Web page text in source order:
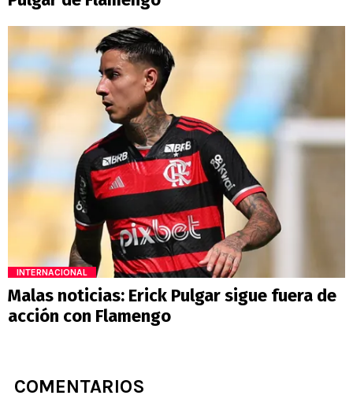
INTERNACIONAL
Malas noticias: Erick Pulgar sigue fuera de
acción con Flamengo
COMENTARIOS